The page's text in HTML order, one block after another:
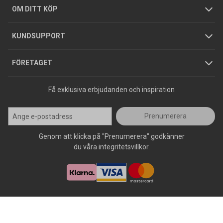
OM DITT KÖP
GDPR
KUNDSUPPORT
Köpguider
Varumärken
FÖRETAGET
Hållbarhet
Jobba hos oss
Press
Få exklusiva erbjudanden och inspiration
Prenumerera
Genom att klicka på "Prenumerera" godkänner
du våra integritetsvillkor.